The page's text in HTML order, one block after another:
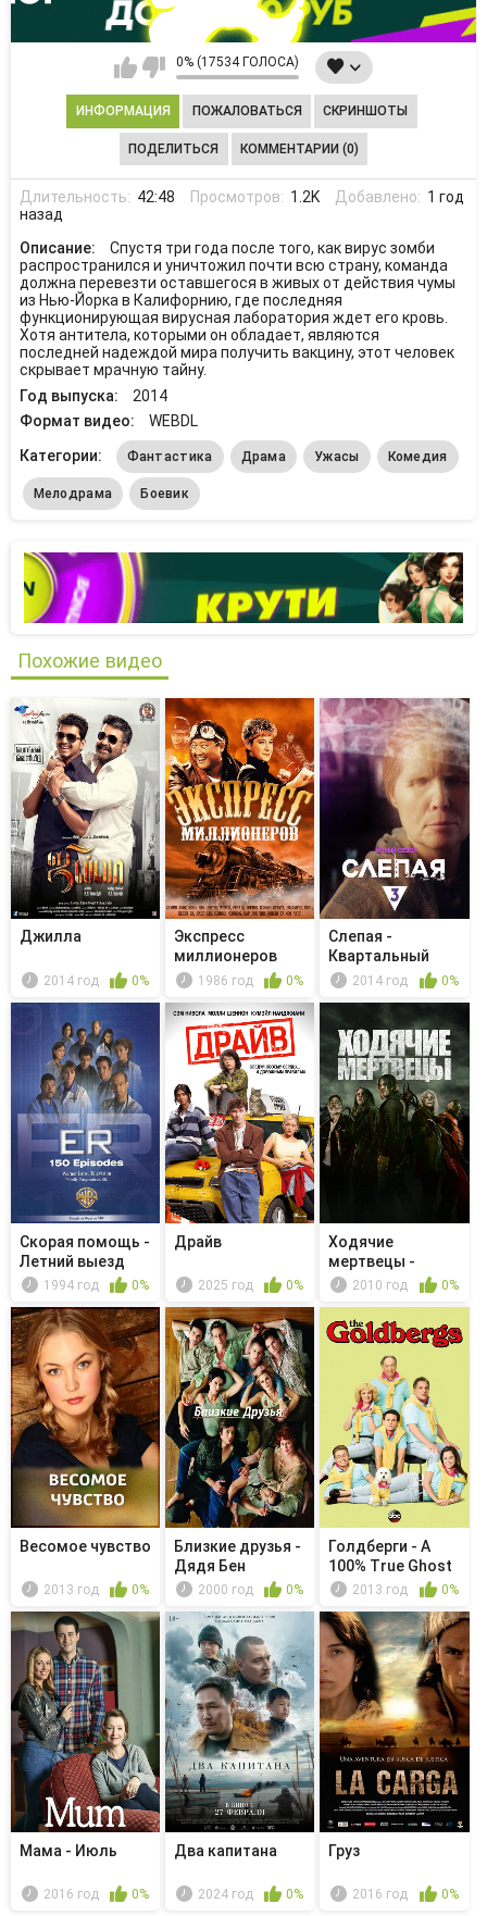
0% (17534 ГОЛОСА)
ИНФОРМАЦИЯ ПОЖАЛОВАТЬСЯ СКРИНШОТЫ
ПОДЕЛИТЬСЯ КОММЕНТАРИИ (0)
Длительность: 42:48 Просмотров: 1.2K Добавлено: 1 год
назад
Описание:
Спустя три года после того, как вирус зомби
распространился и уничтожил почти всю страну, команда
должна перевезти оставшегося в живых от действия чумы
из Нью-Йорка в Калифорнию, где последняя
функционирующая вирусная лаборатория ждет его кровь.
Хотя антитела, которыми он обладает, являются
последней надеждой мира получить вакцину, этот человек
скрывает мрачную тайну.
Год выпуска:
2014
Формат видео:
WEBDL
Категории:
Фантастика Драма Ужасы Комедия
Мелодрама Боевик
Похожие видео
Джилла
2014 год 0%
Экспресс
миллионеров
1986 год 0%
Слепая -
Квартальный
отчёт2014 год 0%
Скорая помощь -
Летний выезд
1994 год 0%
Драйв
2025 год 0%
Ходячие
мертвецы -
Слэбтаун
2010 год 0%
Весомое чувство
2013 год 0%
Близкие друзья -
Дядя Бен
2000 год 0%
Голдберги - A
100% True Ghost
Story2013 год 0%
Мама - Июль
2016 год 0%
Два капитана
2024 год 0%
Груз
2016 год 0%